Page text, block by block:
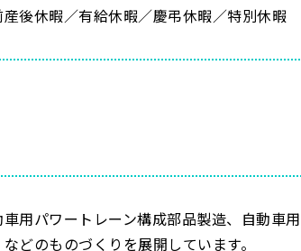
産後休暇／有給休暇／慶弔休暇／特別休暇
車用パワートレーン構成部品製造、自動車
などのものづくりを展開しています。